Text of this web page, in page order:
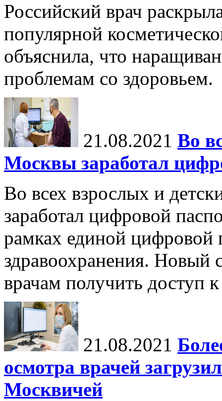
Российский врач
популярной
объяснила, что
проблемам со здоровьем.
21.08.2021 Во
Москвы заработал
Во всех взрослых и
заработал цифровой
рамках единой цифровой
здравоохранения. Новый
врачам получить доступ
21.08.2021
осмотра врачей
Москвичей